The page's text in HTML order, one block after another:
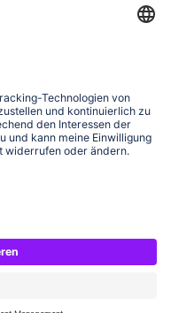
zur Barrierefreiheit
neusta
team neusta